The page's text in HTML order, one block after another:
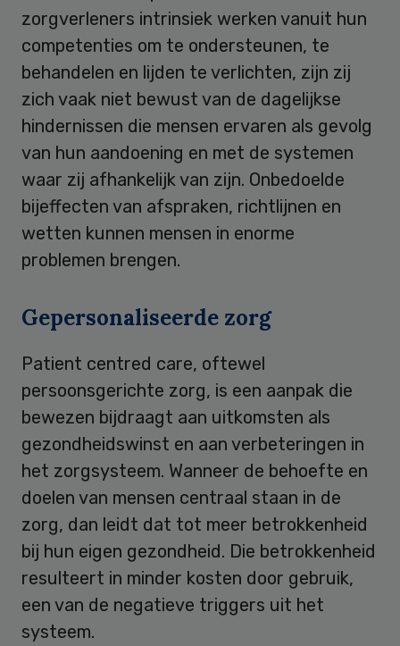
zorgverleners intrinsiek werken vanuit hun
competenties om te ondersteunen, te
behandelen en lijden te verlichten, zijn zij
zich vaak niet bewust van de dagelijkse
hindernissen die mensen ervaren als gevolg
van hun aandoening en met de systemen
waar zij afhankelijk van zijn. Onbedoelde
bijeffecten van afspraken, richtlijnen en
wetten kunnen mensen in enorme
problemen brengen.
Gepersonaliseerde zorg
Patient centred care, oftewel
persoonsgerichte zorg, is een aanpak die
bewezen bijdraagt aan uitkomsten als
gezondheidswinst en aan verbeteringen in
het zorgsysteem. Wanneer de behoefte en
doelen van mensen centraal staan in de
zorg, dan leidt dat tot meer betrokkenheid
bij hun eigen gezondheid. Die betrokkenheid
resulteert in minder kosten door gebruik,
een van de negatieve triggers uit het
systeem.